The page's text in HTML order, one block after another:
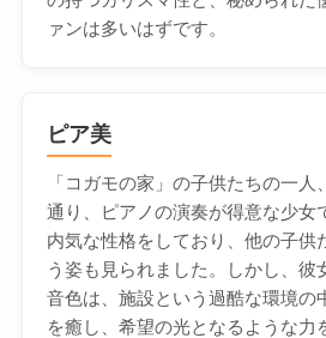
ァンは多いはずです。
ピア美
「コガモの家」の子供たちの一
通り、ピアノの演奏が得意な少女
内気な性格をしており、他の子供
う姿も見られました。しかし、彼
音色は、施設という過酷な環境の
を癒し、希望の光となるような力